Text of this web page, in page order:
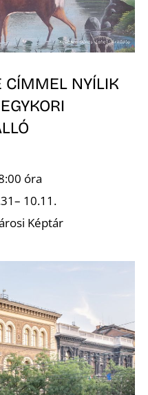
CÍMMEL NYÍLIK
óra
10.11.
Képtár